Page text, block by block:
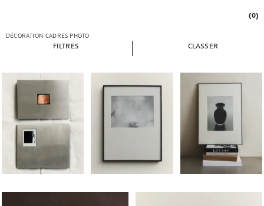
(0)
DÉCORATION CADRES PHOTO
FILTRES CLASSER
Image changée en 1 de 5 Image changée en 1 de 7 Image changée en 1 de
Image changée en 1 de 7 Image changée en 1 de 7